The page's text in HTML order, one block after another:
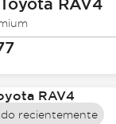
RAV4
recientemente